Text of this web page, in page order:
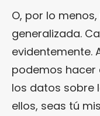
O, por lo
generalizada.
evidentemente.
podemos hacer
los datos sobre
ellos, seas tú